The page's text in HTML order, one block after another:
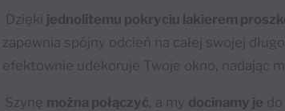
Dzięki jednolitemu pokryciu lakierem
zapewnia spójny odcień na całej swojej
efektownie udekoruje Twoje okno, nadając
Szynę można połączyć , a my docinamy je